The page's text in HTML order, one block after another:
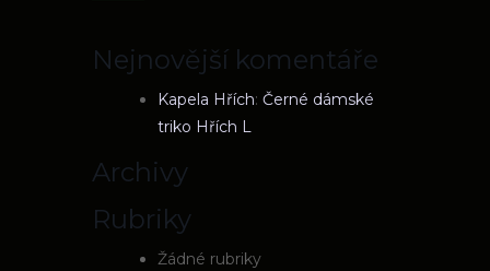
Nejnovější komentáře
Kapela Hřích: Černé dámské
triko Hřích L
Archivy
Rubriky
Žádné rubriky